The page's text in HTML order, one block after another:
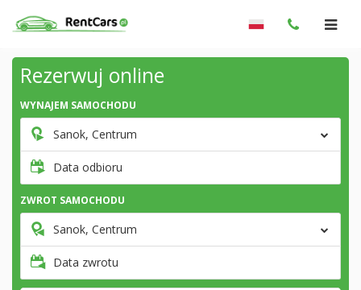
Rezerwuj online
WYNAJEM SAMOCHODU
Sanok, Centrum
Data odbioru
ZWROT SAMOCHODU
Sanok, Centrum
Data zwrotu